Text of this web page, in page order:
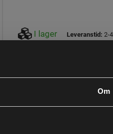
Om
I lager Leveranstid: 2-
Observera att webshopens lager
Vattentät keps med